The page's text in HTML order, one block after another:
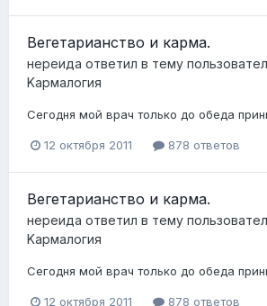
Вегетарианство и карма.
нереида ответил в тему
Kармалогия
Сегодня мой врач только до обеда
12 октября 2011 878 ответов
Вегетарианство и карма.
нереида ответил в тему
Kармалогия
Сегодня мой врач только до обеда
12 октября 2011 878 ответов